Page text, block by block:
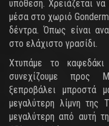
υπόθεση. Χρειάζεται
μέσα στο χωριό
δέντρα. Όπως είναι
στο ελάχιστο γρασίδι.
Χτυπάμε το
συνεχίζουμε προς
ξεπροβάλει μπροστά
μεγαλύτερη λίμνη της
μεγαλύτερη από αυτή